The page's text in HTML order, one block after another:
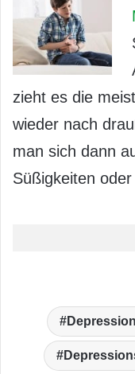
zieht es die
wieder nach
man sich dann
Süßigkeiten